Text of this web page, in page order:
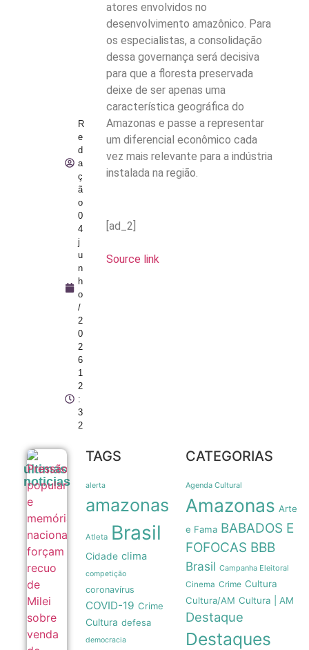
R
e
d
a
ç
ã
o
0
4
j
u
n
h
o
/
2
0
2
6
1
2
:
3
2
atores envolvidos no
desenvolvimento amazônico. Para
os especialistas, a consolidação
dessa governança será decisiva
para que a floresta preservada
deixe de ser apenas uma
característica geográfica do
Amazonas e passe a representar
um diferencial econômico cada
vez mais relevante para a indústria
instalada na região.
[ad_2]
Source link
últimas
noticias
Pressão
memória
forçam
Milei sobre
venda de
estrangeiros
06/08
TAGS
alerta
amazonas
Atleta Brasil
Cidade clima
competição
coronavírus
COVID-19 Crime
Cultura defesa
democracia
CATEGORIAS
Agenda Cultural
Amazonas Arte
e Fama BABADOS E
FOFOCAS BBB
Brasil Campanha Eleitoral
Cinema Crime Cultura
Cultura/AM Cultura | AM
Destaque
Destaques